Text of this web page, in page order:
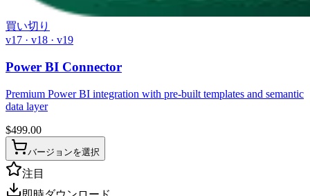
買い切り
v17 · v18 · v19
Power BI Connector
Premium Power BI integration with pre-built templates and semantic
data layer
$499.00
バージョンを選択
注目